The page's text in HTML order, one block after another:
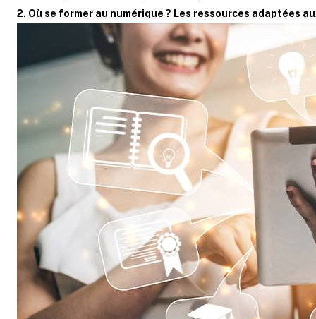
2. Où se former au numérique ? Les ressources adaptées